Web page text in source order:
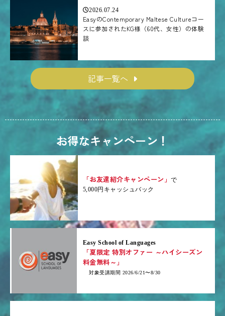
2026.07.24
EasyのContemporary Maltese Cultureコー
スに参加されたKG様（60代、女性）の体験
談
記事一覧へ
お得なキャンペーン！
「お友達紹介キャンペーン」で
5,000円キャッシュバック
Easy School of Languages
「夏限定 特別オファー ～ハイシーズン
料金無料～」
対象受講期間 2026/6/21〜8/30